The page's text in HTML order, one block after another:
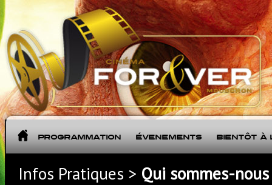
Programmation Évènements Bientôt à
Infos Pratiques > Qui sommes-nous